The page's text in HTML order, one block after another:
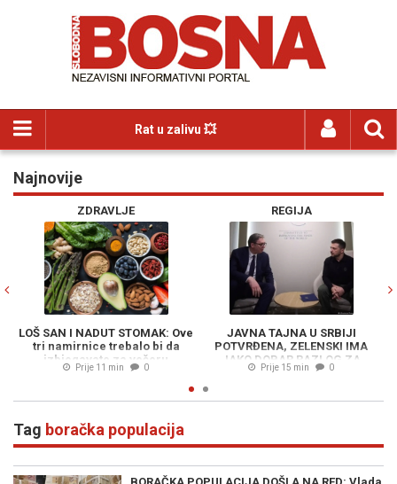
Rat u zalivu 💥
Najnovije
ZDRAVLJE
LOŠ SAN I NADUT STOMAK: Ove
tri namirnice trebalo bi da
izbjegavate za večeru
Prije 11 min 0
REGIJA
JAVNA TAJNA U SRBIJI
POTVRĐENA, ZELENSKI IMA
JAKO DOBAR RAZLOG ZA
DOLAZAK: "Već se obilaze
Prije 15 min 0
Tag boračka populacija